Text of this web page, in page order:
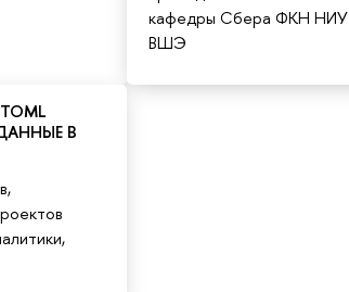
кафедры Сбера ФКН НИУ
ВШЭ
В